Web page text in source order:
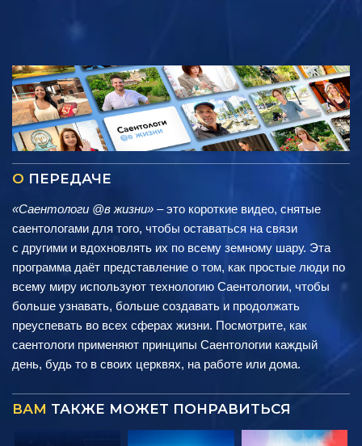
О ПЕРЕДАЧЕ
«Саентологи @в жизни» – это короткие видео, снятые
саентологами для того, чтобы оставаться на связи
с другими и вдохновлять их по всему земному шару. Эта
программа даёт представление о том, как простые люди по
всему миру используют технологию Саентологии, чтобы
больше узнавать, больше создавать и продолжать
преуспевать во всех сферах жизни. Посмотрите, как
саентологи применяют принципы Саентологии каждый
день, будь то в своих церквях, на работе или дома.
ВАМ ТАКЖЕ МОЖЕТ ПОНРАВИТЬСЯ